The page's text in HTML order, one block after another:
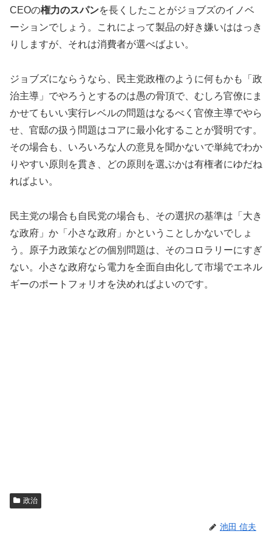
CEOの権力のスパンを長くしたことがジョブズのイノベ
ーションでしょう。これによって製品の好き嫌いははっき
りしますが、それは消費者が選べばよい。
ジョブズにならうなら、民主党政権のように何もかも「政
治主導」でやろうとするのは愚の骨頂で、むしろ官僚にま
かせてもいい実行レベルの問題はなるべく官僚主導でやら
せ、官邸の扱う問題はコアに最小化することが賢明です。
その場合も、いろいろな人の意見を聞かないで単純でわか
りやすい原則を貫き、どの原則を選ぶかは有権者にゆだね
ればよい。
民主党の場合も自民党の場合も、その選択の基準は「大き
な政府」か「小さな政府」かということしかないでしょ
う。原子力政策などの個別問題は、そのコロラリーにすぎ
ない。小さな政府なら電力を全面自由化して市場でエネル
ギーのポートフォリオを決めればよいのです。
政治
池田 信夫